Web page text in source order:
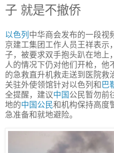
子 就是不撤侨
以色列 中华商会发布的一段视
京建工集团工作人员王祥表示
子，被要求双手抱头趴在地上
人的情况下仍对他们开枪，他
的急救直升机救走送到医院救
关驻外使领馆针对以色列和 巴
全提醒，建议中国 公民暂勿前
地的中国公民和机构保持高度
急准备和就地避险。